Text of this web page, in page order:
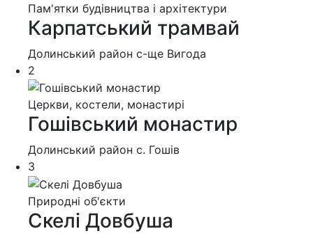
Пам'ятки будівництва і архітектури
Карпатський трамвай
Долинський район с-ще Вигода
2
Церкви, костели, монастирі
Гошівський монастир
Долинський район с. Гошів
3
Природні об'єкти
Скелі Довбуша